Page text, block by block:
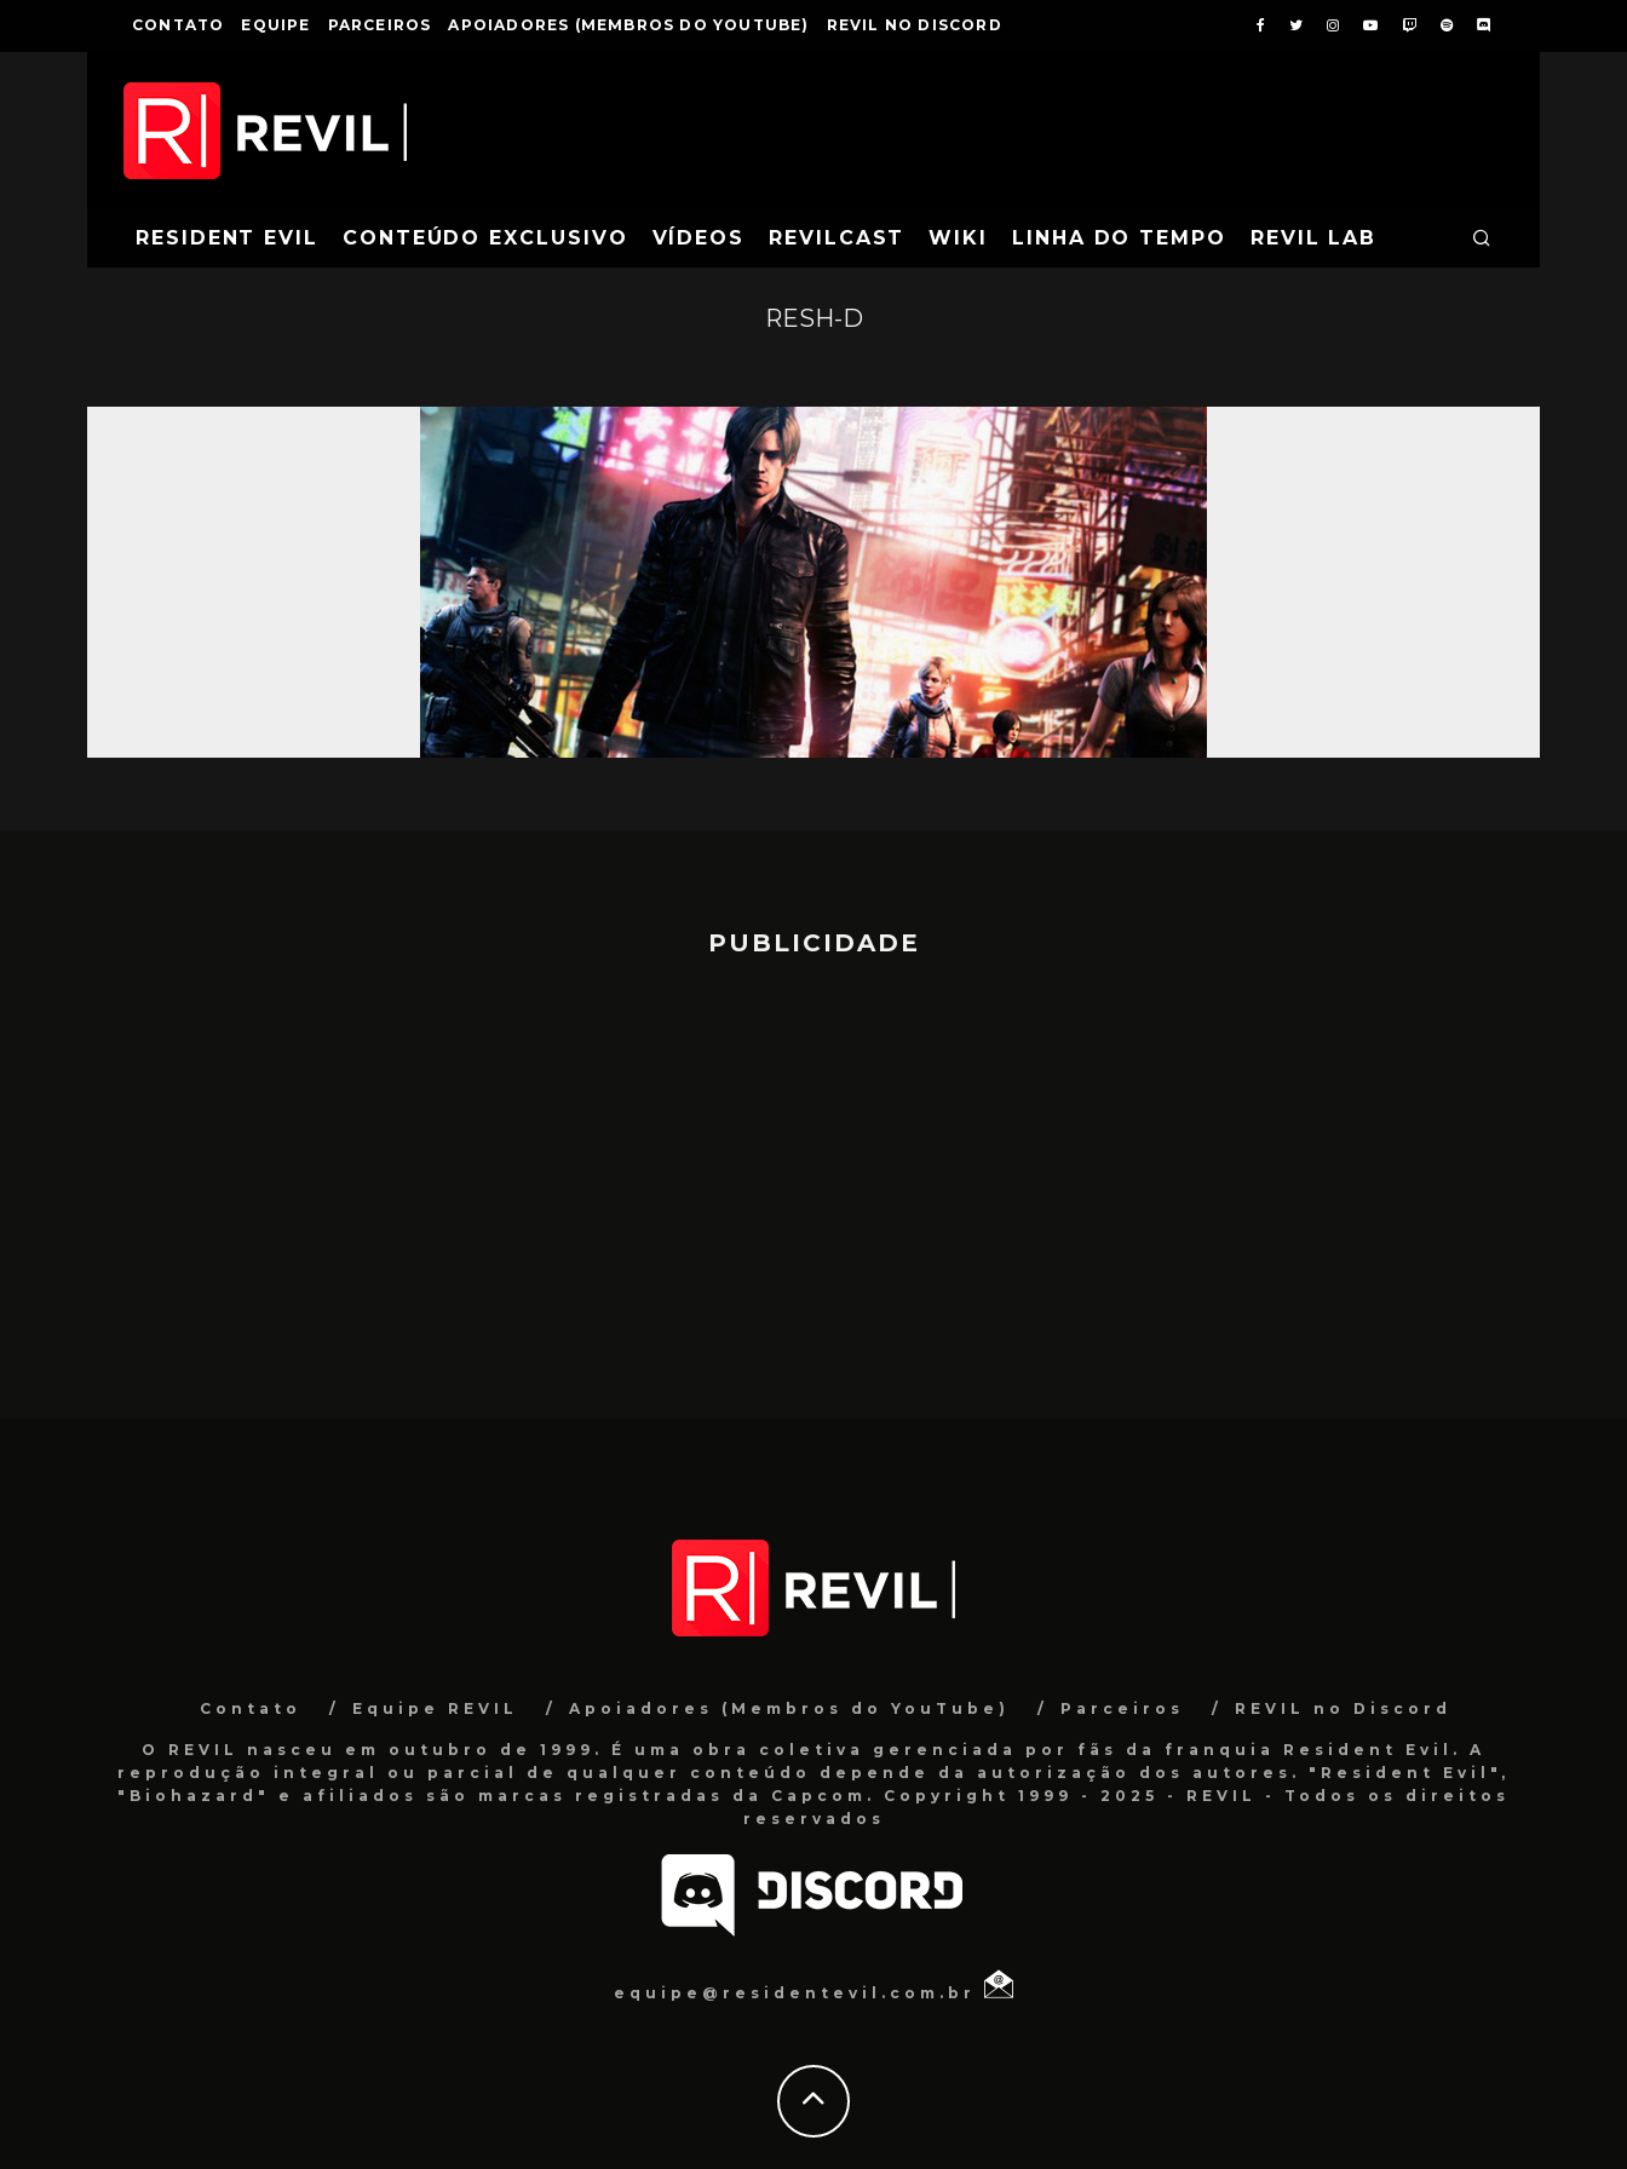
CONTATO EQUIPE PARCEIROS APOIADORES (MEMBROS DO YOUTUBE) REVIL NO DISCORD
RESIDENT EVIL CONTEÚDO EXCLUSIVO VÍDEOS REVILCAST WIKI LINHA DO TEMPO REVIL LAB
RESH-D
PUBLICIDADE
Contato Equipe REVIL Apoiadores (Membros do YouTube) Parceiros REVIL no Discord
O REVIL nasceu em outubro de 1999. É uma obra coletiva gerenciada por fãs da franquia Resident Evil. A
reprodução integral ou parcial de qualquer conteúdo depende da autorização dos autores. "Resident Evil",
"Biohazard" e afiliados são marcas registradas da Capcom. Copyright 1999 - 2025 - REVIL - Todos os direitos
reservados
equipe@residentevil.com.br